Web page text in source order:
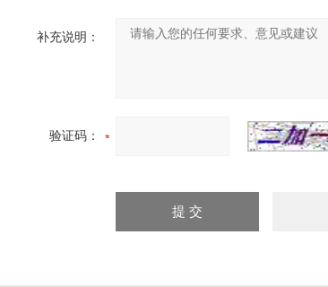
补充说明：
验证码：